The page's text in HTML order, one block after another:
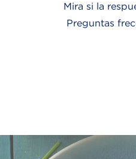
Mira si la
Preguntas